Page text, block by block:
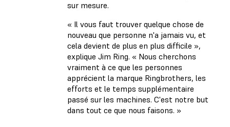
sur mesure.
« Il vous faut trouver quelque chose de
nouveau que personne n'a jamais vu, et
cela devient de plus en plus difficile »,
explique Jim Ring. « Nous cherchons
vraiment à ce que les personnes
apprécient la marque Ringbrothers, les
efforts et le temps supplémentaire
passé sur les machines. C'est notre but
dans tout ce que nous faisons. »